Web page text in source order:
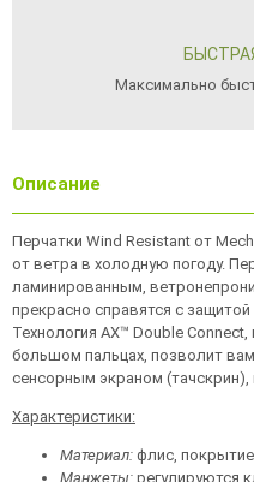
Максимально
Описание
Перчатки Wind Resistant от
от ветра в холодную погоду.
ламинированным,
прекрасно справятся с
Технология AX™ Double
большом пальцах, позволит
сенсорным экраном (тачскрин),
Характеристики:
Материал: флис,
Манжеты: регулируются